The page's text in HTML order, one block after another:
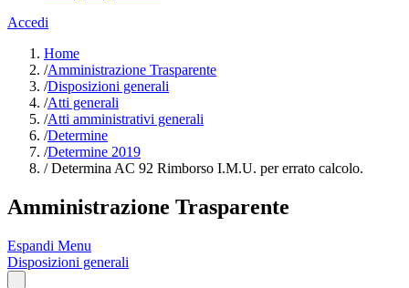
Accedi
Home
/Amministrazione Trasparente
/Disposizioni generali
/Atti generali
/Atti amministrativi generali
/Determine
/Determine 2019
/Determina AC 92 Rimborso I.M.U. per errato calcolo.
Amministrazione Trasparente
Espandi Menu
Disposizioni generali